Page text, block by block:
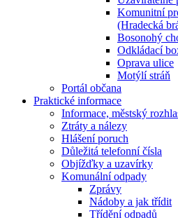
Komunitní
(Hradecká
Bosonohý
Odkládací
Oprava ulice
Motýlí stráň
Portál občana
Praktické informace
Informace, městský
Ztráty a nálezy
Hlášení poruch
Důležitá telefonní čísla
Objížďky a uzavírky
Komunální odpady
Zprávy
Nádoby a jak třídit
Třídění odpadů